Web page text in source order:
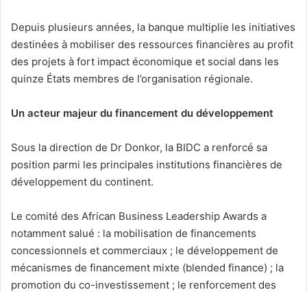
Depuis plusieurs années, la banque multiplie les initiatives
destinées à mobiliser des ressources financières au profit
des projets à fort impact économique et social dans les
quinze États membres de l’organisation régionale.
Un acteur majeur du financement du développement
Sous la direction de Dr Donkor, la BIDC a renforcé sa
position parmi les principales institutions financières de
développement du continent.
Le comité des African Business Leadership Awards a
notamment salué : la mobilisation de financements
concessionnels et commerciaux ; le développement de
mécanismes de financement mixte (blended finance) ; la
promotion du co-investissement ; le renforcement des